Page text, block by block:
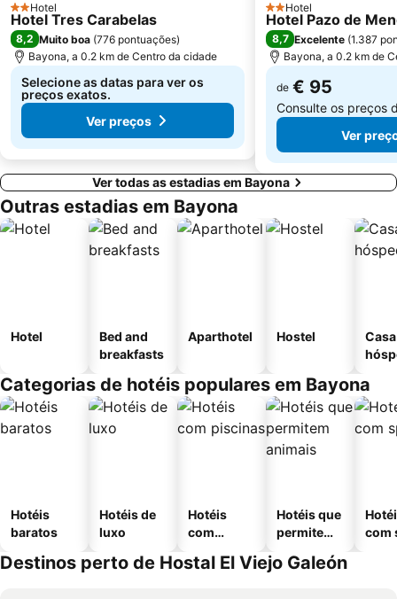
Parque Termal do Peso
Praia Fluvial de Ponte da Barca
Estación de Tren de Vigo
Plaza de América
2 Estrelas
Hotel
Hotel Tres Carabelas
8,2 Muito boa (776 pontuações)
Bayona, a 0.2 km de Centro da cidade
Selecione as datas para ver os
preços exatos.
Ver preços
2 Estrelas
Hotel
Hotel Pazo de
8,7 Excelente (1.387
Bayona, a 0.2 km de
de € 95
Consulte os preços
Ver
Ver todas as estadias em Bayona
Outras estadias em Bayona
Hotel
Bed and
breakfasts
Aparthotel Hostel
Categorias de hotéis populares em Bayona
Hotéis
baratos
Hotéis de
luxo
Hotéis
com
Hotéis que
permitem
com
Destinos perto de Hostal El Viejo Galeón